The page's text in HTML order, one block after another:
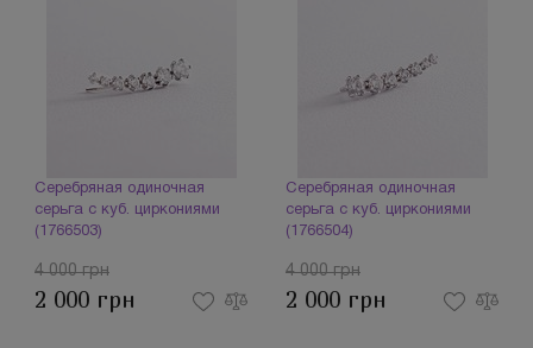
Серебряная одиночная
серьга с куб. циркониями
(1766503)
4 000 грн
2 000 грн
Серебряная одиночная
серьга с куб. циркониями
(1766504)
4 000 грн
2 000 грн